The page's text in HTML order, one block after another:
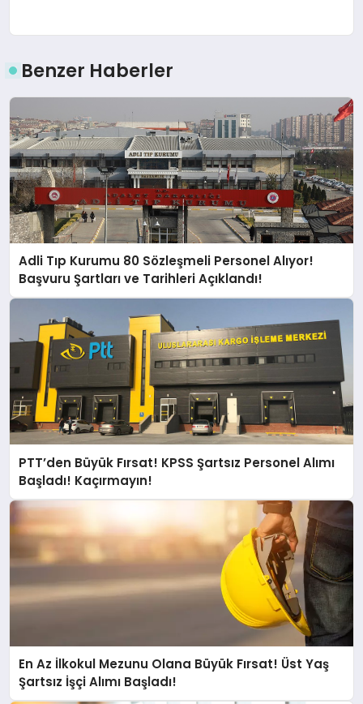
Benzer Haberler
Adli Tıp Kurumu 80 Sözleşmeli Personel Alıyor!
Başvuru Şartları ve Tarihleri Açıklandı!
PTT’den Büyük Fırsat! KPSS Şartsız Personel Alımı
Başladı! Kaçırmayın!
En Az İlkokul Mezunu Olana Büyük Fırsat! Üst Yaş
Şartsız İşçi Alımı Başladı!